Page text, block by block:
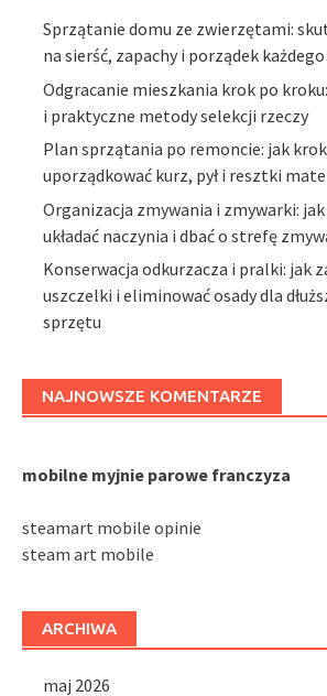
Sprzątanie domu ze zwierzętami:
na sierść, zapachy i porządek
Odgracanie mieszkania krok po
i praktyczne metody selekcji rzeczy
Plan sprzątania po remoncie: jak
uporządkować kurz, pył i resztki
Organizacja zmywania i zmywarki:
układać naczynia i dbać o strefę
Konserwacja odkurzacza i pralki: jak
uszczelki i eliminować osady dla
sprzętu
NAJNOWSZE KOMENTARZE
mobilne myjnie parowe franczyza
steamart mobile opinie
steam art mobile
ARCHIWA
maj 2026